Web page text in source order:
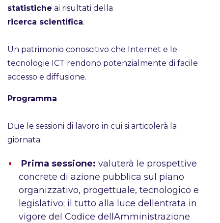
statistiche ai risultati della
ricerca scientifica.
Un patrimonio conoscitivo che Internet e le
tecnologie ICT rendono potenzialmente di facile
accesso e diffusione.
Programma
Due le sessioni di lavoro in cui si articolerà la
giornata:
Prima sessione: valuterà le prospettive
concrete di azione pubblica sul piano
organizzativo, progettuale, tecnologico e
legislativo; il tutto alla luce dellentrata in
vigore del Codice dellAmministrazione